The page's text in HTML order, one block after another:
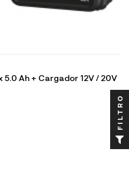
Ah + Cargador 12V / 20V
FILTRO